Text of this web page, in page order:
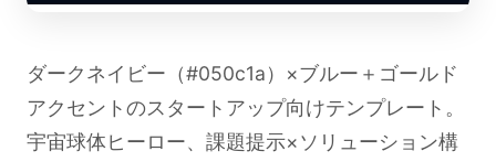
ダークネイビー（#050c1a）×ブルー＋ゴールド
アクセントのスタートアップ向けテンプレート。
宇宙球体ヒーロー、課題提示×ソリューション構